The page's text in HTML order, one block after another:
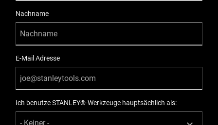
Nachname
E-Mail Adresse
Ich benutze STANLEY®-Werkzeuge hauptsächlich als: